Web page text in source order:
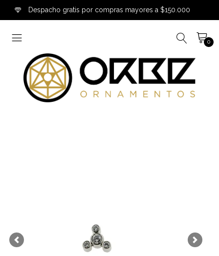
Despacho gratis por compras mayores a $150.000
0
Previous Next